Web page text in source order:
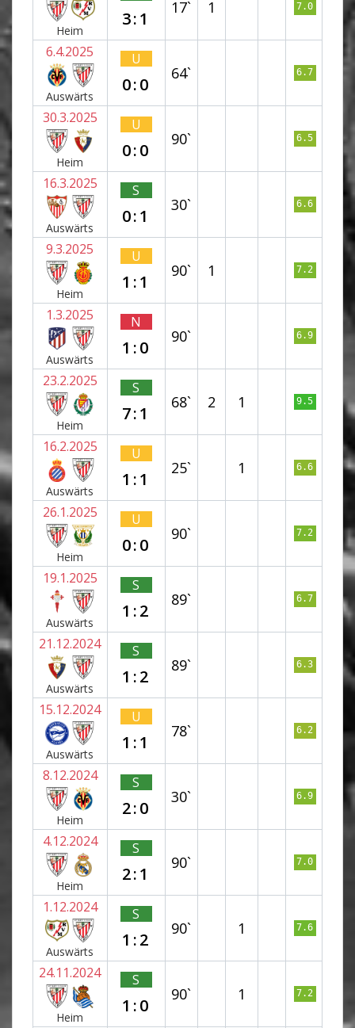
Heim
3:1
17` 1 7.0
6.4.2025
Auswärts
U
0:0
64` 6.7
30.3.2025
Heim
U
0:0
90` 6.5
16.3.2025
Auswärts
S
0:1
30` 6.6
9.3.2025
Heim
U
1:1
90` 1 7.2
1.3.2025
Auswärts
N
1:0
90` 6.9
23.2.2025
Heim
S
7:1
68` 2 1 9.5
16.2.2025
Auswärts
U
1:1
25` 1 6.6
26.1.2025
Heim
U
0:0
90` 7.2
19.1.2025
Auswärts
S
1:2
89` 6.7
21.12.2024
Auswärts
S
1:2
89` 6.3
15.12.2024
Auswärts
U
1:1
78` 6.2
8.12.2024
Heim
S
2:0
30` 6.9
4.12.2024
Heim
S
2:1
90` 7.0
1.12.2024
Auswärts
S
1:2
90` 1 7.6
24.11.2024
Heim
S
1:0
90` 1 7.2